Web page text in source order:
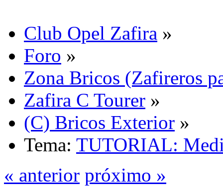
Club Opel Zafira »
Foro »
Zona Bricos (Zafireros
Zafira C Tourer »
(C) Bricos Exterior »
Tema: TUTORIAL:
« anterior próximo »